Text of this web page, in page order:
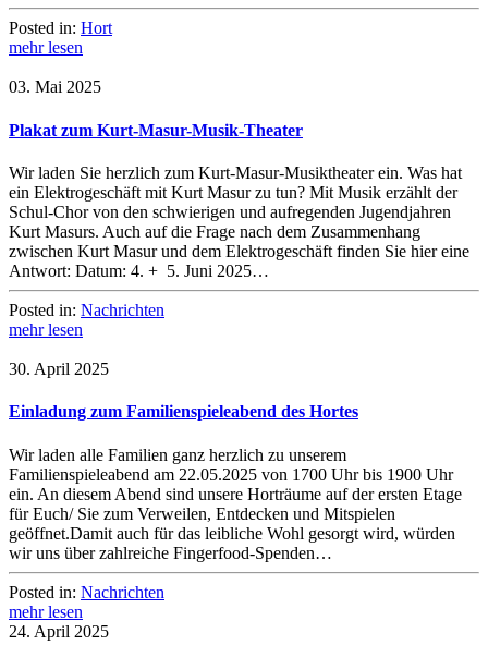
Posted in: Hort
mehr lesen
03. Mai 2025
Plakat zum Kurt-Masur-Musik-Theater
Wir laden Sie herzlich zum Kurt-Masur-Musiktheater ein. Was hat
ein Elektrogeschäft mit Kurt Masur zu tun? Mit Musik erzählt der
Schul-Chor von den schwierigen und aufregenden Jugendjahren
Kurt Masurs. Auch auf die Frage nach dem Zusammenhang
zwischen Kurt Masur und dem Elektrogeschäft finden Sie hier eine
Antwort: Datum: 4. + 5. Juni 2025…
Posted in: Nachrichten
mehr lesen
30. April 2025
Einladung zum Familienspieleabend des Hortes
Wir laden alle Familien ganz herzlich zu unserem
Familienspieleabend am 22.05.2025 von 1700 Uhr bis 1900 Uhr
ein. An diesem Abend sind unsere Horträume auf der ersten Etage
für Euch/ Sie zum Verweilen, Entdecken und Mitspielen
geöffnet.Damit auch für das leibliche Wohl gesorgt wird, würden
wir uns über zahlreiche Fingerfood-Spenden…
Posted in: Nachrichten
mehr lesen
24. April 2025